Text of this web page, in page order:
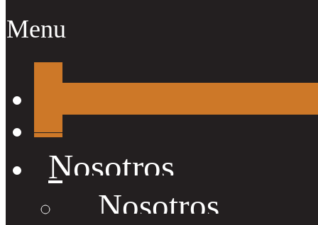
Menu
Nosotros
Nosotros